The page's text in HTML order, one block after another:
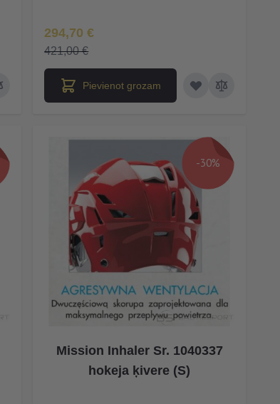
Īpaša Cena
294,70 €
421,00 €
Pievienot grozam
-30%
Mission Inhaler Sr. 1040337
hokeja ķivere (S)